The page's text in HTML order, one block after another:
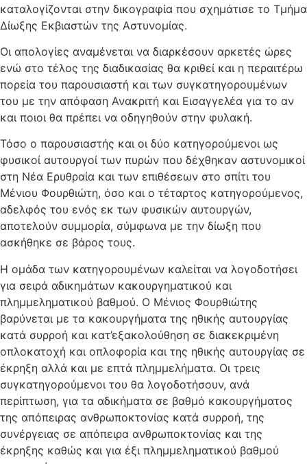
καταλογίζονται στην δικογραφία που σχημάτισε το Τμήμα
Δίωξης Εκβιαστών της Αστυνομίας.
Οι απολογίες αναμένεται να διαρκέσουν αρκετές ώρες
ενώ στο τέλος της διαδικασίας θα κριθεί και η περαιτέρω
πορεία του παρουσιαστή και των συγκατηγορουμένων
του με την απόφαση Ανακριτή και Εισαγγελέα για το αν
και ποιοι θα πρέπει να οδηγηθούν στην φυλακή.
Τόσο ο παρουσιαστής και οι δύο κατηγορούμενοι ως
φυσικοί αυτουργοί των πυρών που δέχθηκαν αστυνομικοί
στη Νέα Ερυθραία και των επιθέσεων στο σπίτι του
Μένιου Φουρθιώτη, όσο και ο τέταρτος κατηγορούμενος,
αδελφός του ενός εκ των φυσικών αυτουργών,
αποτελούν συμμορία, σύμφωνα με την δίωξη που
ασκήθηκε σε βάρος τους.
Η ομάδα των κατηγορουμένων καλείται να λογοδοτήσει
για σειρά αδικημάτων κακουργηματικού και
πλημμεληματικού βαθμού. Ο Μένιος Φουρθιώτης
βαρύνεται με τα κακουργήματα της ηθικής αυτουργίας
κατά συρροή και κατ’εξακολούθηση σε διακεκριμένη
οπλοκατοχή και οπλοφορία και της ηθικής αυτουργίας σε
έκρηξη αλλά και με επτά πλημμελήματα. Οι τρεις
συγκατηγορούμενοι του θα λογοδοτήσουν, ανά
περίπτωση, για τα αδικήματα σε βαθμό κακουργήματος
της απόπειρας ανθρωποκτονίας κατά συρροή, της
συνέργειας σε απόπειρα ανθρωποκτονίας και της
έκρηξης καθώς και για έξι πλημμεληματικού βαθμού